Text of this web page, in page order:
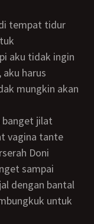
aku tidak ingin
harus
mungkin akan
vagina tante
Doni
sampai
dengan bantal
untuk